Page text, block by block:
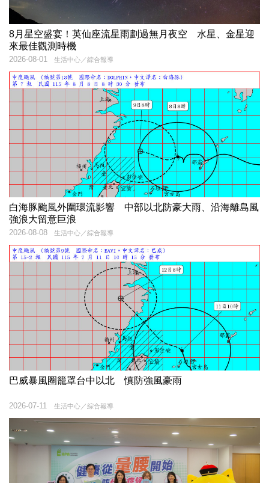
8月星空盛宴！英仙座流星雨劃過無月夜空 水星、金星迎
來最佳觀測時機
生活中心／綜合報導
2026-08-01
白海豚颱風外圍環流影響 中部以北防豪大雨、沿海離島風
強浪大留意巨浪
生活中心／綜合報導
2026-08-08
巴威暴風圈籠罩台中以北 慎防強風豪雨
生活中心／綜合報導
2026-07-11